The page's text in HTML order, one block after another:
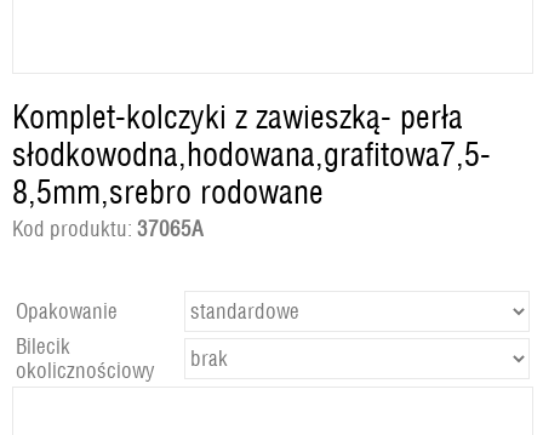
Komplet-kolczyki z zawieszką- perła
słodkowodna,hodowana,grafitowa7,5-
8,5mm,srebro rodowane
Kod produktu: 37065A
Opakowanie
Bilecik
okolicznościowy